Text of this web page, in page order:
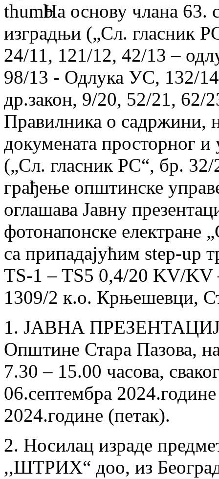
На основу члана 63.
изградњи („Сл. гласник
24/11, 121/12, 42/13 –
98/13 - Одлука УС, 132/
др.закон, 9/20, 52/21, 62/
Правилника о садржини,
докумената просторног
(„Сл. гласник РС“, бр.
грађење општинске
оглашава Јавну
фотонапонске електране
са припадајућим step-up
TS-1 – TS5 0,4/20 KV/KV
1309/2 к.о. Крњешевци,
1. ЈАВНА ПРЕЗЕНТАЦИЈА
Oпштине Стара Пазова,
7.30 – 15.00 часова,
06.септембра
2024.године (петак).
2. Носилац израде
,,ШТРИХ“ доо, из